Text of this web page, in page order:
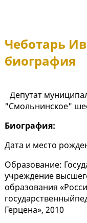
Чеботарь
биография
Депутат
"Смольнинское"
Биография:
Дата и место
Образование:
учреждение
образования
Герцена», 2010